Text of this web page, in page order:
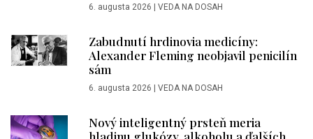
6. augusta 2026 | VEDA NA DOSAH
Zabudnutí hrdinovia medicíny:
Alexander Fleming neobjavil penicilín
sám
6. augusta 2026 | VEDA NA DOSAH
Nový inteligentný prsteň meria